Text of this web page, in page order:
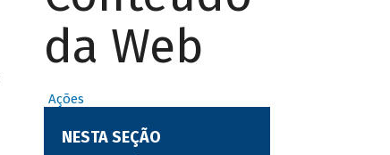
da Web
Ações
NESTA SEÇÃO